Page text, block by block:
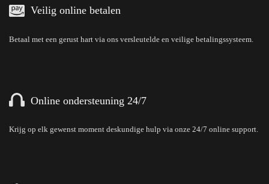
Veilig online betalen
Betaal met een gerust hart via ons versleutelde en veilige betalingssysteem.
Online ondersteuning 24/7
Krijg op elk gewenst moment deskundige hulp via onze 24/7 online support.